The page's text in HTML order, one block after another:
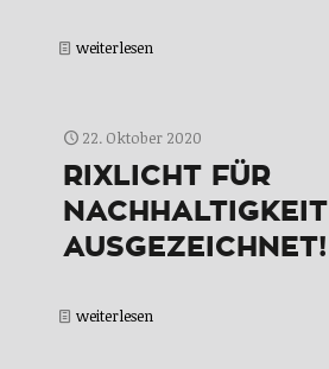
weiterlesen
22. Oktober 2020
RIXLICHT FÜR
NACHHALTIGKEIT
AUSGEZEICHNET!
weiterlesen